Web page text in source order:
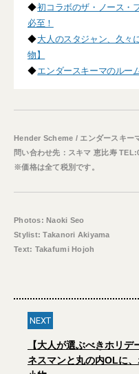
◆初コラボのザ・ノース・
必至！
◆大人のスタジャン、久々
物】
◆エンダースキーマのルー
Hender Scheme / エンダースキー
問い合わせ先：スキマ 恵比寿
※価格は全て税別です。
Photos: Naoki Seo
Stylist: Takanori Akiyama
Text: Takafumi Hojoh
NEXT
【大人が選ぶべきホリ
ネスマンと丸の内OLに